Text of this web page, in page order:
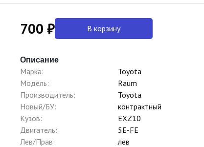
700 ₽ В корзину
Описание
Марка:
Toyota
Модель:
Raum
Производитель:
Toyota
Новый/БУ:
контрактный
Кузов:
EXZ10
Двигатель:
5E-FE
Лев/Прав:
лев